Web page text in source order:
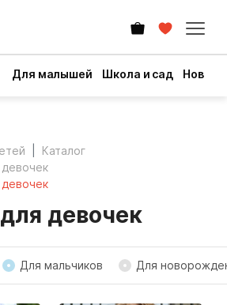
Для малышей Школа и сад Новый
Каталог
девочек
Для мальчиков Для